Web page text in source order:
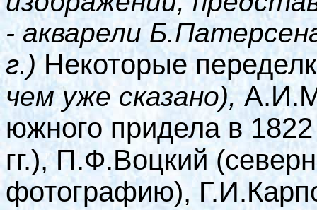
- акварели
г.)Некоторые
чем уже сказано),
южного придела в
гг.), П.Ф.Воцкий
фотографию),